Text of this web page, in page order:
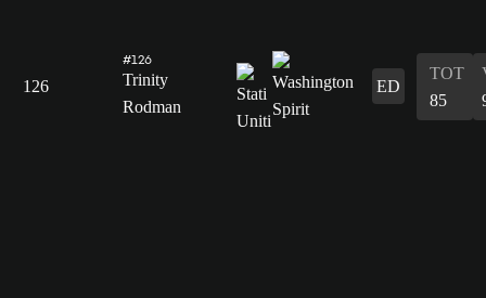
126
#126
Trinity
Rodman
ED
TOT
85